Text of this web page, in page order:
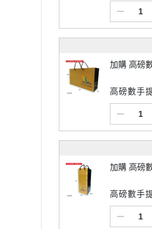
加購 高磅
高磅數手
加購 高磅
高磅數手